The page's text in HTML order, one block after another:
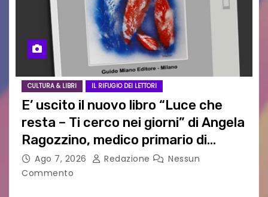
CULTURA & LIBRI IL RIFUGIO DEI LETTORI
E’ uscito il nuovo libro “Luce che
resta – Ti cerco nei giorni” di Angela
Ragozzino, medico primario di
Capua
Ago 7, 2026 Redazione
Nessun
Commento